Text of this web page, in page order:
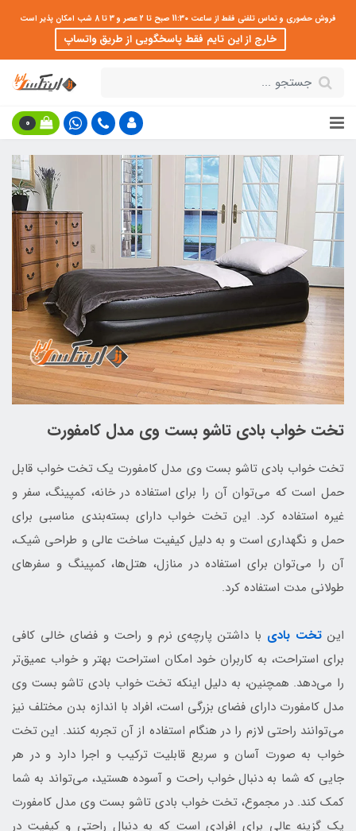
فروش حضوری و تماس تلفنی فقط از ساعت 11:30 صبح تا 2 عصر و 3 تا 8 شب امکان پذیر است
خارج از این تایم فقط پاسخگویی از طریق واتساپ
0
تخت خواب بادی تاشو بست وی مدل کامفورت
تخت خواب بادی تاشو بست وی مدل کامفورت یک تخت خواب قابل
حمل است که می‌توان آن را برای استفاده در خانه، کمپینگ، سفر و
غیره استفاده کرد. این تخت خواب دارای بسته‌بندی مناسبی برای
حمل و نگهداری است و به دلیل کیفیت ساخت عالی و طراحی شیک،
آن را می‌توان برای استفاده در منازل، هتل‌ها، کمپینگ و سفرهای
طولانی مدت استفاده کرد.
این تخت بادی با داشتن پارچه‌ی نرم و راحت و فضای خالی کافی
برای استراحت، به کاربران خود امکان استراحت بهتر و خواب عمیق‌تر
را می‌دهد. همچنین، به دلیل اینکه تخت خواب بادی تاشو بست وی
مدل کامفورت دارای فضای بزرگی است، افراد با اندازه بدن مختلف نیز
می‌توانند راحتی لازم را در هنگام استفاده از آن تجربه کنند. این تخت
خواب به صورت آسان و سریع قابلیت ترکیب و اجرا دارد و در هر
جایی که شما به دنبال خواب راحت و آسوده هستید، می‌تواند به شما
کمک کند. در مجموع، تخت خواب بادی تاشو بست وی مدل کامفورت
یک گزینه عالی برای افرادی است که به دنبال راحتی و کیفیت در